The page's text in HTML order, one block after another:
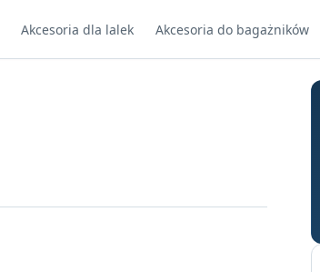
Akcesoria dla lalek Akcesoria do bagażników